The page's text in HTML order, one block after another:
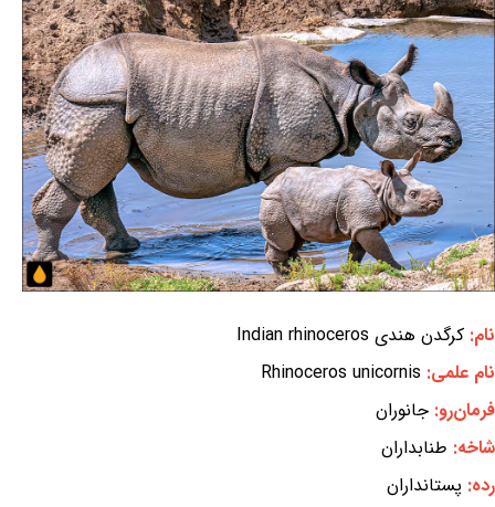
نام: کرگدن هندی Indian rhinoceros
نام علمی: Rhinoceros unicornis
فرمان‌رو: جانوران
شاخه: طنابداران
رده: پستانداران